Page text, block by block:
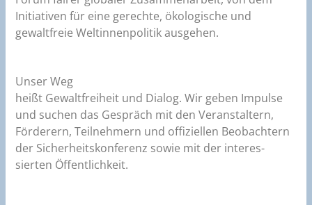
Initiativen für eine gerechte, ökologische und
gewaltfreie Weltinnenpolitik ausgehen.
Unser Weg
heißt Gewaltfreiheit und Dialog. Wir geben Impulse
und suchen das Gespräch mit den Veran­staltern,
Förderern, Teilnehmern und offiziellen Beobachtern
der Sicherheitskonferenz sowie mit der interes­
sierten Öffentlichkeit.